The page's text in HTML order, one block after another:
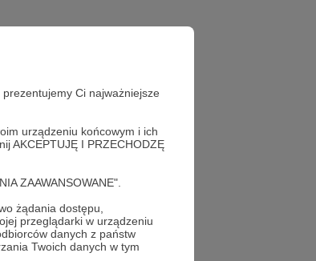
Ci najważniejsze
urządzeniu końcowym i ich
AKCEPTUJĘ I PRZECHODZĘ
ZAAWANSOWANE".
żądania dostępu,
przeglądarki w urządzeniu
danych z państw
Twoich danych w tym